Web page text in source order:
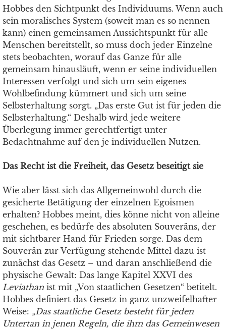
Hobbes den Sichtpunkt des Individuums. Wenn auch
sein moralisches System (soweit man es so nennen
kann) einen gemeinsamen Aussichtspunkt für alle
Menschen bereitstellt, so muss doch jeder Einzelne
stets beobachten, worauf das Ganze für alle
gemeinsam hinausläuft, wenn er seine individuellen
Interessen verfolgt und sich um sein eigenes
Wohlbefindung kümmert und sich um seine
Selbsterhaltung sorgt. „Das erste Gut ist für jeden die
Selbsterhaltung.“ Deshalb wird jede weitere
Überlegung immer gerechtfertigt unter
Bedachtnahme auf den je individuellen Nutzen.
Das Recht ist die Freiheit, das Gesetz beseitigt sie
Wie aber lässt sich das Allgemeinwohl durch die
gesicherte Betätigung der einzelnen Egoismen
erhalten? Hobbes meint, dies könne nicht von alleine
geschehen, es bedürfe des absoluten Souveräns, der
mit sichtbarer Hand für Frieden sorge. Das dem
Souverän zur Verfügung stehende Mittel dazu ist
zunächst das Gesetz – und daran anschließend die
physische Gewalt: Das lange Kapitel XXVI des
Leviathan ist mit „Von staatlichen Gesetzen“ betitelt.
Hobbes definiert das Gesetz in ganz unzweifelhafter
Weise: „Das staatliche Gesetz besteht für jeden
Untertan in jenen Regeln, die ihm das Gemeinwesen